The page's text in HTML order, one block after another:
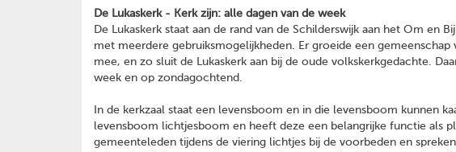
De Lukaskerk - Kerk zijn: alle dagen van de week
De Lukaskerk staat aan de rand van de Schilderswijk aan het Om en
met meerdere gebruiksmogelijkheden. Er groeide een
mee, en zo sluit de Lukaskerk aan bij de oude volkskerkgedachte.
week en op zondagochtend.
In de kerkzaal staat een levensboom en in die levensboom kunnen
levensboom lichtjesboom en heeft deze een belangrijke functie als
gemeenteleden tijdens de viering lichtjes bij de voorbeden en